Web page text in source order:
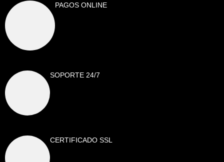
PAGOS ONLINE
SOPORTE 24/7
CERTIFICADO SSL